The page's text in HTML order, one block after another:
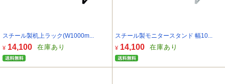
スチール製机上ラック(W1000m...
¥ 14,100 在庫あり
スチール製モニタースタンド 幅10...
¥ 14,100 在庫あり